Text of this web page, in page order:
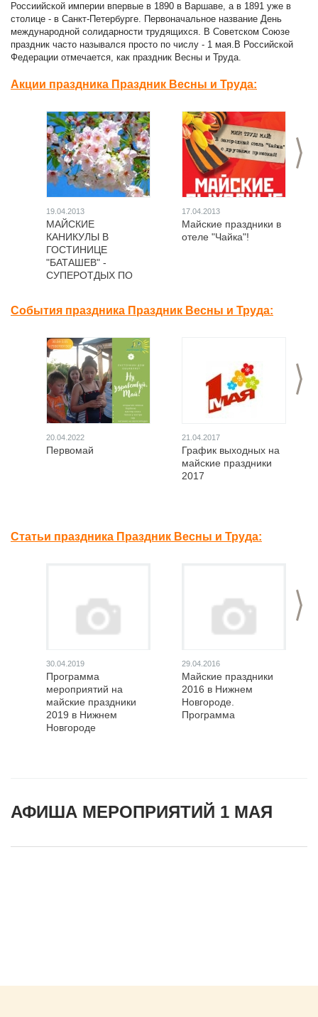
Россиийской империи впервые в 1890 в Варшаве, а в 1891 уже в
столице - в Санкт-Петербурге. Первоначальное название День
международной солидарности трудящихся. В Советском Союзе
праздник часто назывался просто по числу - 1 мая.В Российской
Федерации отмечается, как праздник Весны и Труда.
Акции праздника Праздник Весны и Труда:
>
19.04.2013
МАЙСКИЕ
КАНИКУЛЫ В
ГОСТИНИЦЕ
"БАТАШЕВ" -
СУПЕРОТДЫХ ПО
17.04.2013
Майские праздники в
отеле "Чайка"!
События праздника Праздник Весны и Труда:
>
20.04.2022
Первомай
21.04.2017
График выходных на
майские праздники
2017
Статьи праздника Праздник Весны и Труда:
>
30.04.2019
Программа
мероприятий на
майские праздники
2019 в Нижнем
Новгороде
29.04.2016
Майские праздники
2016 в Нижнем
Новгороде.
Программа
АФИША МЕРОПРИЯТИЙ 1 МАЯ